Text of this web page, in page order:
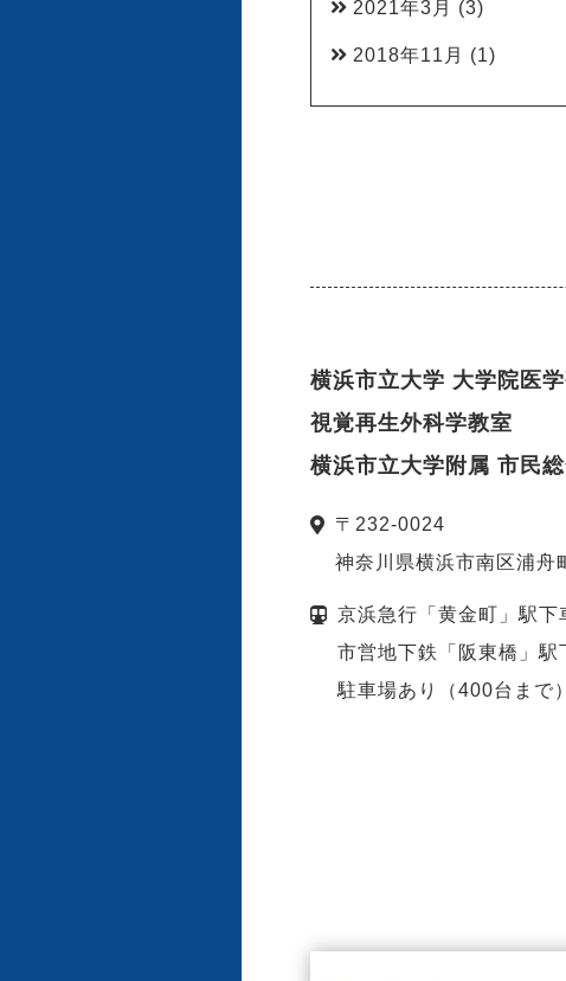
2021年3月 (3)
2018年11月 (1)
横浜市立大学 大学院医
視覚再生外科学教室
横浜市立大学附属 市民
〒 232-0024
神奈川県横浜市南区浦舟
京浜急行「黄金町」駅
市営地下鉄「阪東橋」
駐車場あり（400台まで）